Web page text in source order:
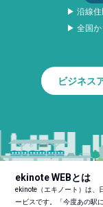
▶ 沿線住
▶ 全国か
ビジネス
ekinote WEBとは
ekinote（エキノート）は、
ービスです。「今度あの駅